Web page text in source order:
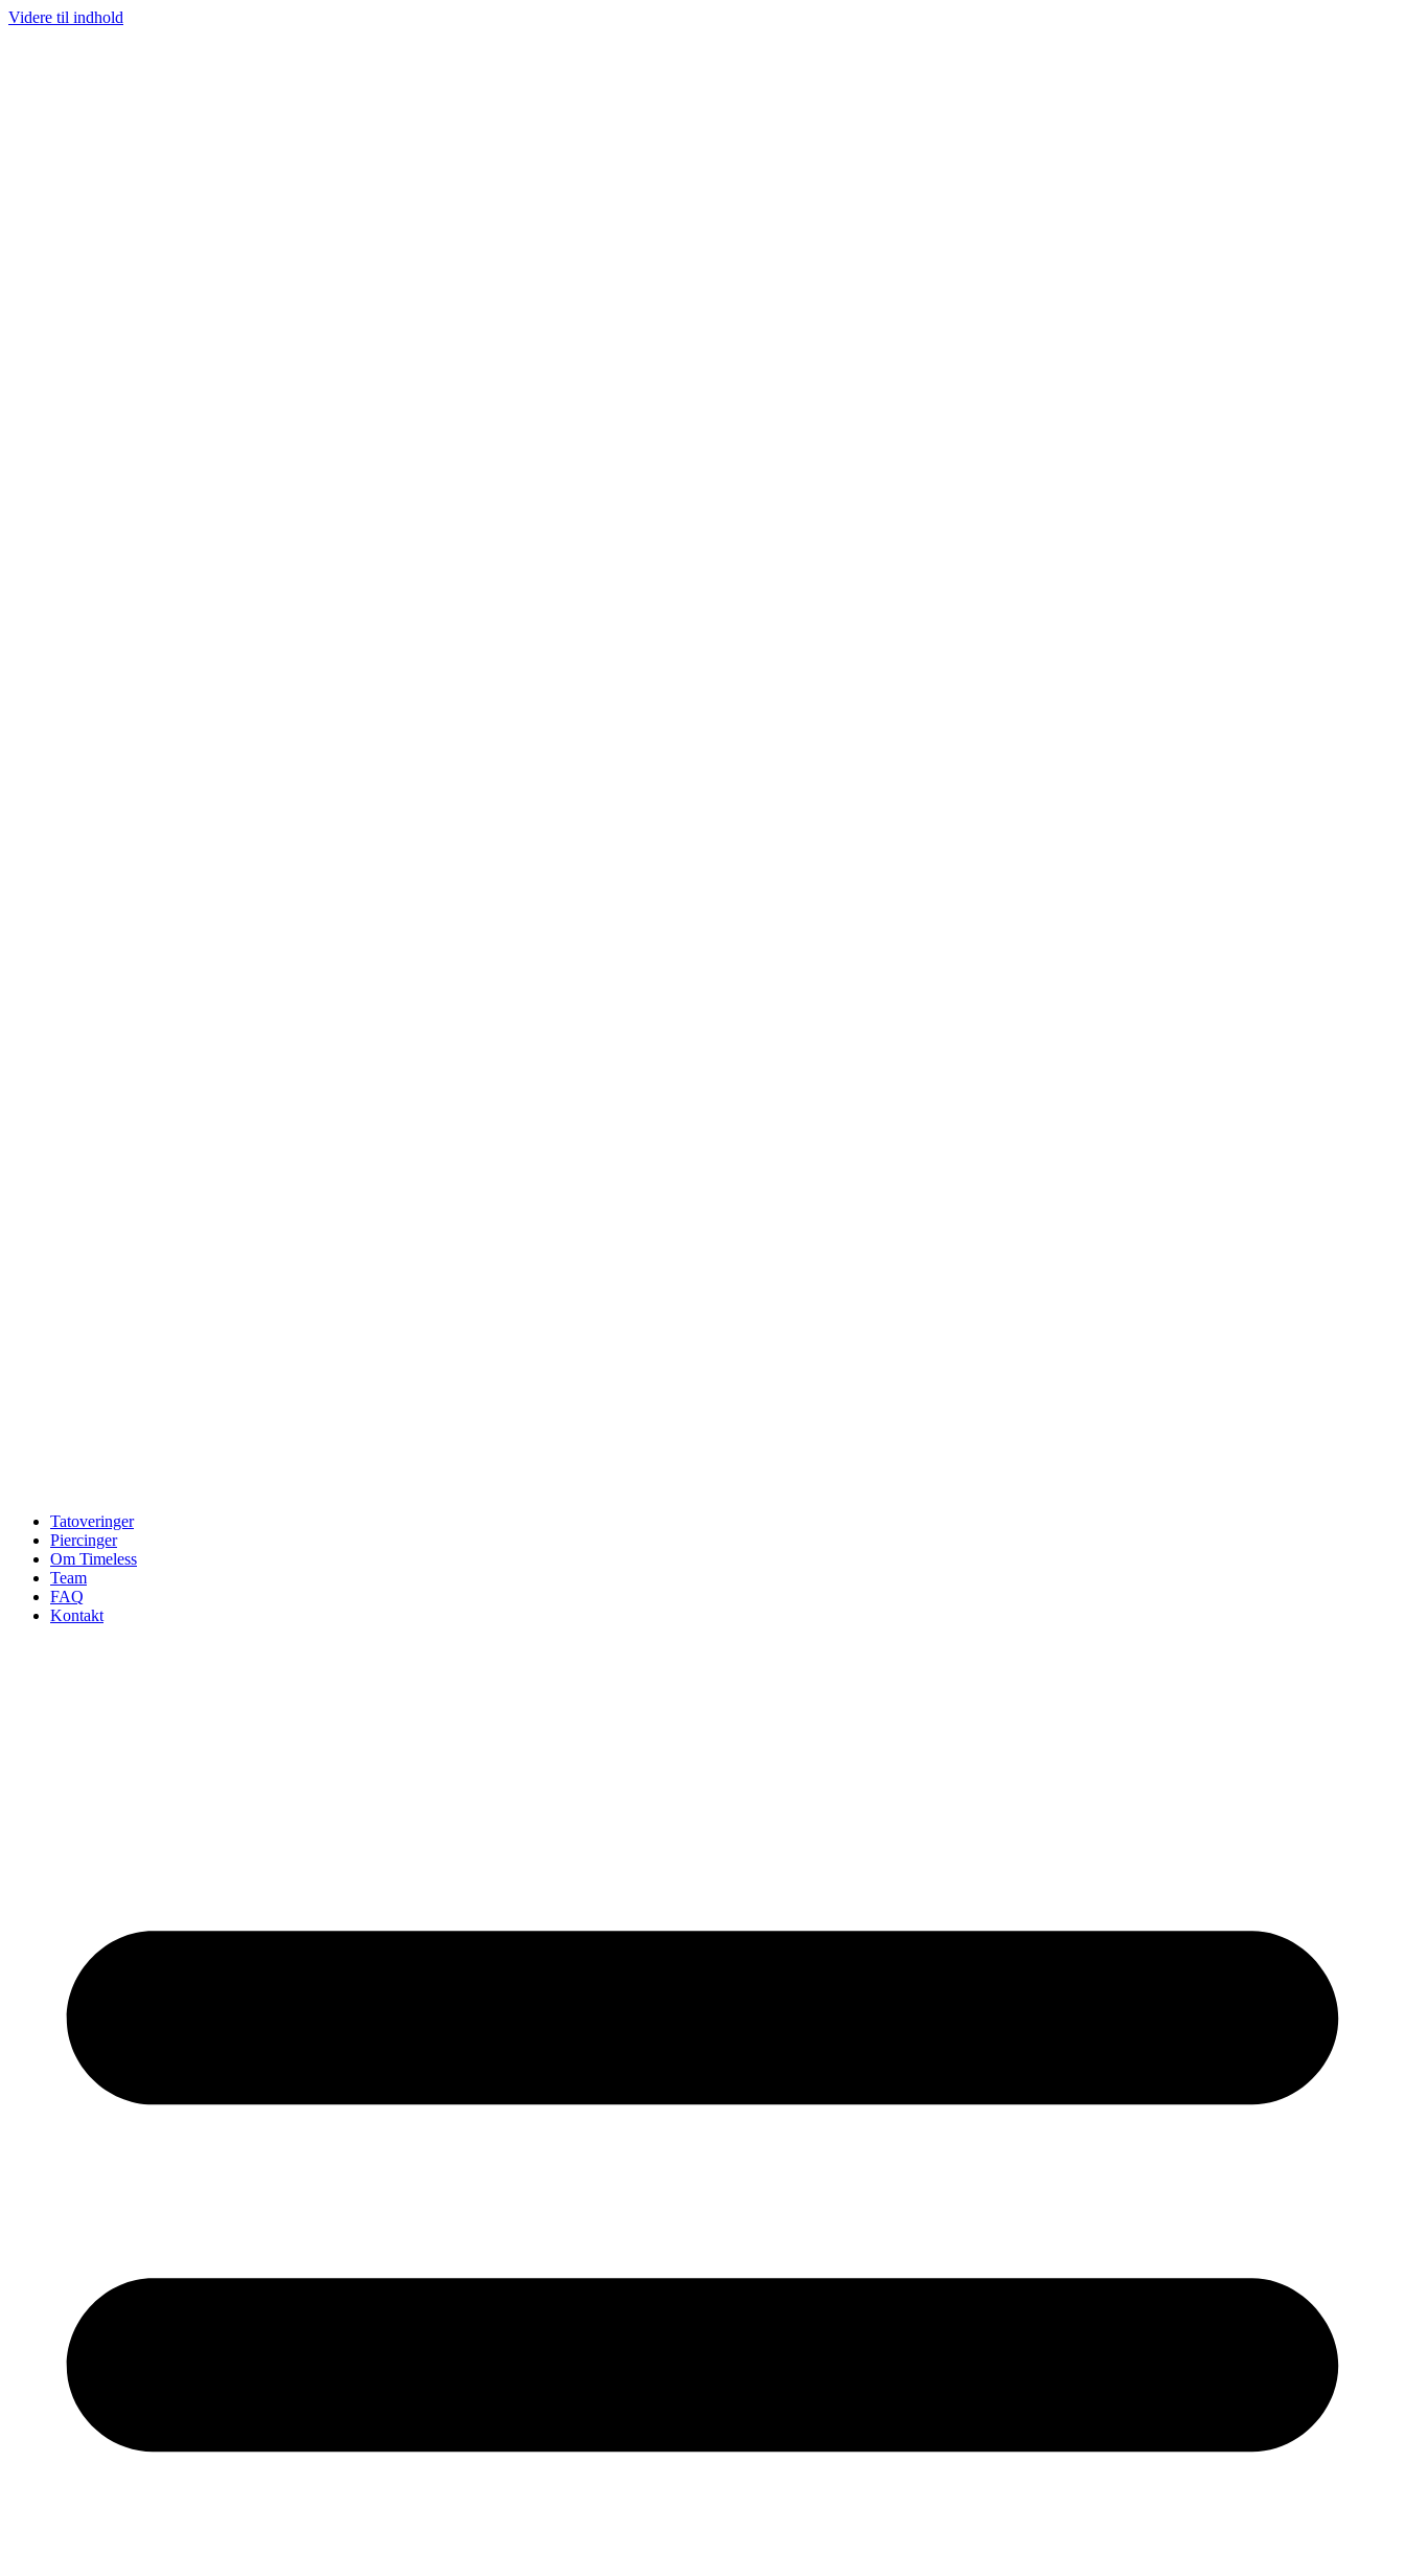
Videre til indhold
Tatoveringer
Piercinger
Om Timeless
Team
FAQ
Kontakt